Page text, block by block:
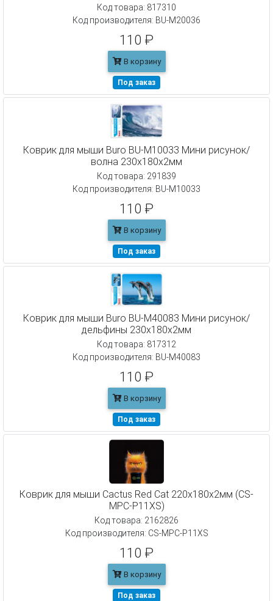
Код товара: 817310
Код производителя: BU-M20036
110 ₽
В корзину
Под заказ
Коврик для мыши Buro BU-M10033 Мини рисунок/
волна 230x180x2мм
Код товара: 291839
Код производителя: BU-M10033
110 ₽
В корзину
Под заказ
Коврик для мыши Buro BU-M40083 Мини рисунок/
дельфины 230x180x2мм
Код товара: 817312
Код производителя: BU-M40083
110 ₽
В корзину
Под заказ
Коврик для мыши Cactus Red Cat 220x180x2мм (CS-
MPC-P11XS)
Код товара: 2162826
Код производителя: CS-MPC-P11XS
110 ₽
В корзину
Под заказ